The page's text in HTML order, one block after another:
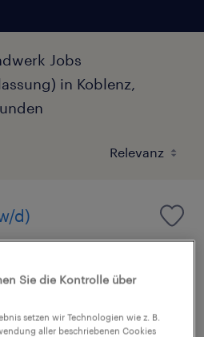
Jobs
in Koblenz,
d)
Stunde
Sie die Kontrolle über
setzen wir Technologien wie z. B.
aller beschriebenen Cookies